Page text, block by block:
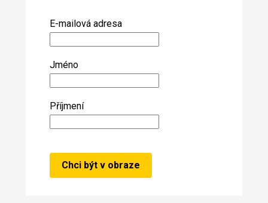
E-mailová adresa
Jméno
Příjmení